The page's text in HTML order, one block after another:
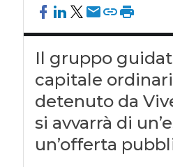
Il gruppo
capitale
detenuto da
si avvarrà di
un’offerta